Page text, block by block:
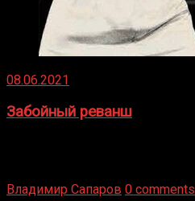
08.06.2021
Забойный реванш
Владимир Сапаров 0 comments